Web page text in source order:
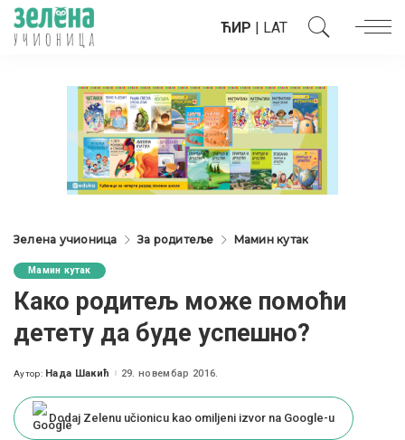
ЋИР | LAT
Зелена учионица За родитеље Мамин кутак
Мамин кутак
Како родитељ може помoћи
детету да буде успешно?
Posted
Аутор: Нада Шакић 29. новембар 2016.
Dodaj Zelenu učionicu kao omiljeni izvor na Google-u